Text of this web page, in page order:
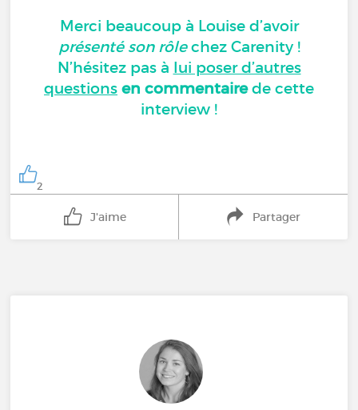
Merci beaucoup à Louise d’avoir
présenté son rôlechez Carenity !
N’hésitez pas à lui poser d’autres
questions en commentairede cette
interview !
2
J'aime Partager